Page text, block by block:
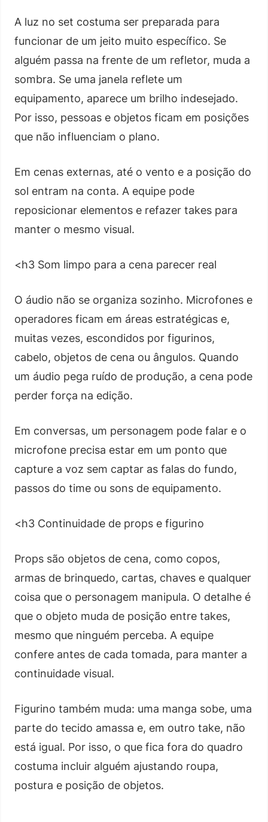
A luz no set costuma ser preparada para
funcionar de um jeito muito específico. Se
alguém passa na frente de um refletor, muda a
sombra. Se uma janela reflete um
equipamento, aparece um brilho indesejado.
Por isso, pessoas e objetos ficam em posições
que não influenciam o plano.
Em cenas externas, até o vento e a posição do
sol entram na conta. A equipe pode
reposicionar elementos e refazer takes para
manter o mesmo visual.
<h3 Som limpo para a cena parecer real
O áudio não se organiza sozinho. Microfones e
operadores ficam em áreas estratégicas e,
muitas vezes, escondidos por figurinos,
cabelo, objetos de cena ou ângulos. Quando
um áudio pega ruído de produção, a cena pode
perder força na edição.
Em conversas, um personagem pode falar e o
microfone precisa estar em um ponto que
capture a voz sem captar as falas do fundo,
passos do time ou sons de equipamento.
<h3 Continuidade de props e figurino
Props são objetos de cena, como copos,
armas de brinquedo, cartas, chaves e qualquer
coisa que o personagem manipula. O detalhe é
que o objeto muda de posição entre takes,
mesmo que ninguém perceba. A equipe
confere antes de cada tomada, para manter a
continuidade visual.
Figurino também muda: uma manga sobe, uma
parte do tecido amassa e, em outro take, não
está igual. Por isso, o que fica fora do quadro
costuma incluir alguém ajustando roupa,
postura e posição de objetos.